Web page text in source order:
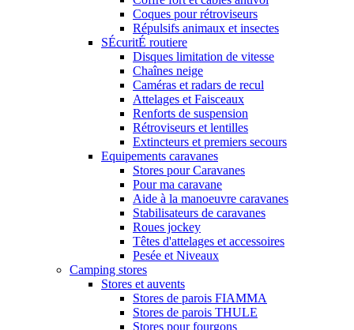
Coques pour rétroviseurs
Répulsifs animaux et insectes
SÉcuritÉ routiere
Disques limitation de vitesse
Chaînes neige
Caméras et radars de recul
Attelages et Faisceaux
Renforts de suspension
Rétroviseurs et lentilles
Extincteurs et premiers secours
Equipements caravanes
Stores pour Caravanes
Pour ma caravane
Aide à la manoeuvre caravanes
Stabilisateurs de caravanes
Roues jockey
Têtes d'attelages et accessoires
Pesée et Niveaux
Camping stores
Stores et auvents
Stores de parois FIAMMA
Stores de parois THULE
Stores pour fourgons